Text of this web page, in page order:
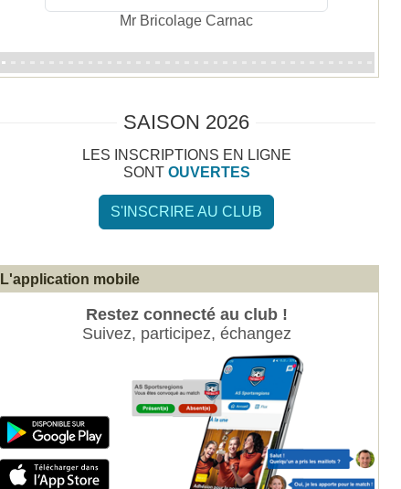
Audilab
SAISON 2026
LES INSCRIPTIONS EN LIGNE
SONT OUVERTES
S'INSCRIRE AU CLUB
L'application mobile
Restez connecté au club !
Suivez, participez, échangez